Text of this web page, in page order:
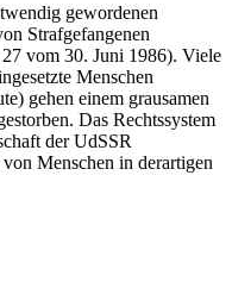
gewordenen
Strafgefangenen
vom 30. Juni 1986). Viele
Menschen
gehen einem grausamen
Das Rechtssystem
der UdSSR
Menschen in derartigen